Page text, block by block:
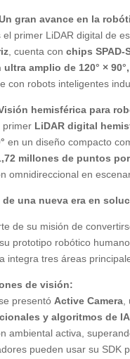
gran avance en la
el primer LiDAR digital de
, cuenta conchips SPAD-
amplio de 120° × 90°,
con robots inteligentes
hemisférica para
primer LiDAR digital
en un diseño compacto
millones de puntos
omnidireccional en
de una nueva era en
de su misión de
prototipo robótico
integra tres áreas
de visión:
presentóActive Camera,
y algoritmos de
ambiental activa,
pueden usar su SDK